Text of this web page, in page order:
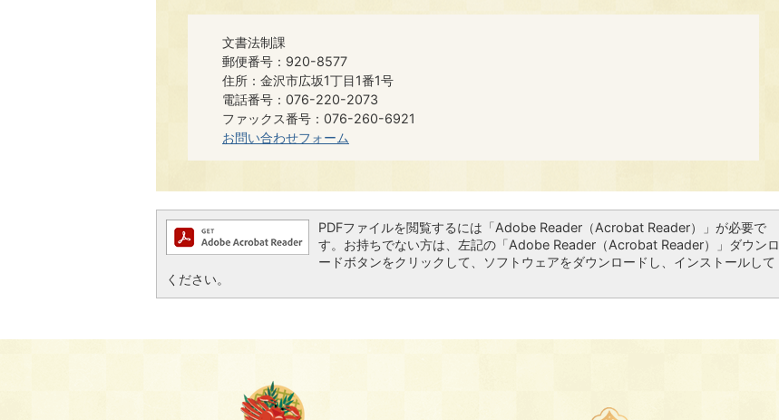
文書法制課
郵便番号：920-8577
住所：金沢市広坂1丁目1番1号
電話番号：076-220-2073
ファックス番号：076-260-6921​​​​
お問い合わせフォーム
PDFファイルを閲覧するには「Adobe Reader（Acrobat Reader）」が必要で
す。お持ちでない方は、左記の「Adobe Reader（Acrobat Reader）」ダウンロ
ードボタンをクリックして、ソフトウェアをダウンロードし、インストールして
ください。